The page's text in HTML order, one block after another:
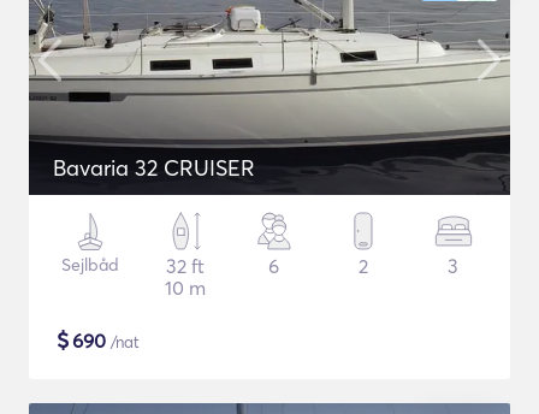
Bavaria 32 CRUISER
Sejlbåd
32 ft
10 m
6 2 3
$690 /nat